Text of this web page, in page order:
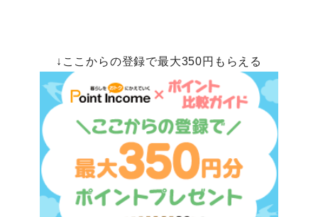
↓ここからの登録で最大350円もらえる